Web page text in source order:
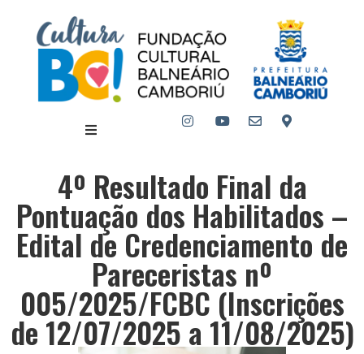
4º Resultado Final da
Pontuação dos Habilitados –
Edital de Credenciamento de
Pareceristas nº
005/2025/FCBC (Inscrições
de 12/07/2025 a 11/08/2025)